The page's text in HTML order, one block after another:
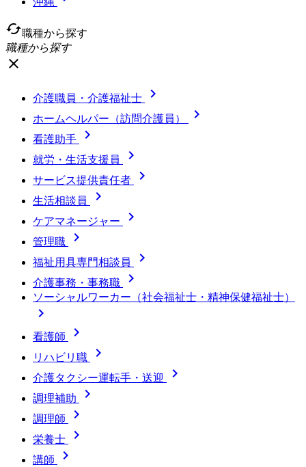
cached職種から探す
職種から探す
close
介護職員・介護福祉士 
ホームヘルパー（訪問介護員） 
看護助手 
就労・生活支援員 
サービス提供責任者 
生活相談員 
ケアマネージャー 
管理職 
福祉用具専門相談員 
介護事務・事務職 
ソーシャルワーカー（社会福祉士・精神保健福祉士）

看護師 
リハビリ職 
介護タクシー運転手・送迎 
調理補助 
調理師 
栄養士 
講師 